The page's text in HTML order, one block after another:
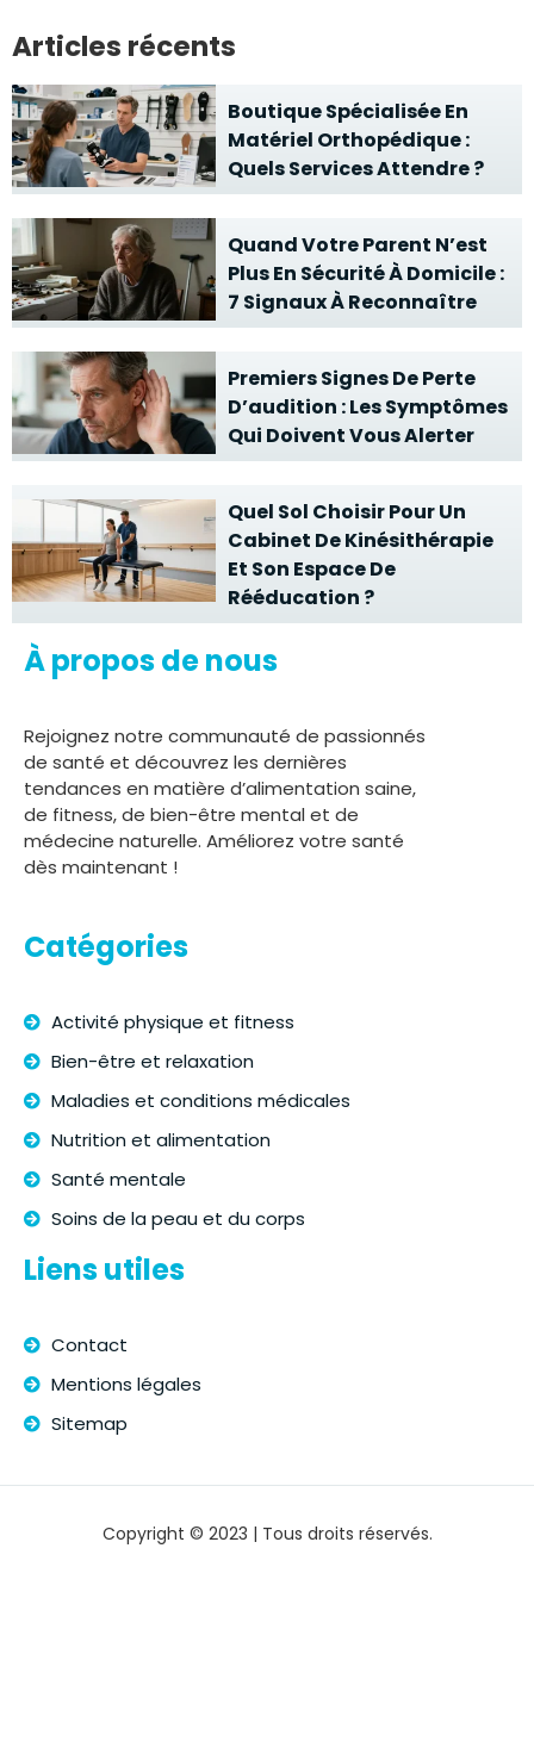
Articles récents
Boutique Spécialisée En
Matériel Orthopédique :
Quels Services Attendre ?
Quand Votre Parent N’est
Plus En Sécurité À Domicile :
7 Signaux À Reconnaître
Premiers Signes De Perte
D’audition : Les Symptômes
Qui Doivent Vous Alerter
Quel Sol Choisir Pour Un
Cabinet De Kinésithérapie
Et Son Espace De
Rééducation ?
À propos de nous
Rejoignez notre communauté de passionnés
de santé et découvrez les dernières
tendances en matière d’alimentation saine,
de fitness, de bien-être mental et de
médecine naturelle. Améliorez votre santé
dès maintenant !
Catégories
Activité physique et fitness
Bien-être et relaxation
Maladies et conditions médicales
Nutrition et alimentation
Santé mentale
Soins de la peau et du corps
Liens utiles
Contact
Mentions légales
Sitemap
Copyright © 2023 | Tous droits réservés.